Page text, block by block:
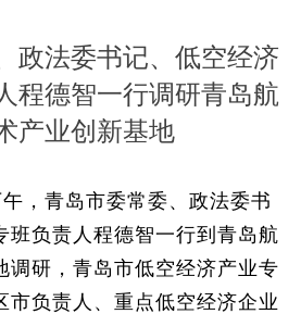
政法委书记、低空经济
程德智一行调研青岛航
产业创新基地
，青岛市委常委、政法委书
班负责人程德智一行到青岛航
调研，青岛市低空经济产业专
市负责人、重点低空经济企业